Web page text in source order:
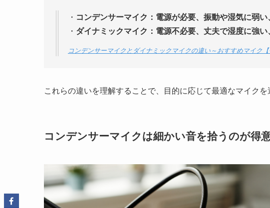
・ コンデンサーマイク：電源が必要、振動や湿気に弱
・ ダイナミックマイク：電源不必要、丈夫で湿度に強い
コンデンサーマイクとダイナミックマイクの違い～おすすめマイク
これらの違いを理解することで、目的に応じて最適なマイクを
コンデンサーマイクは細かい音を拾うのが得